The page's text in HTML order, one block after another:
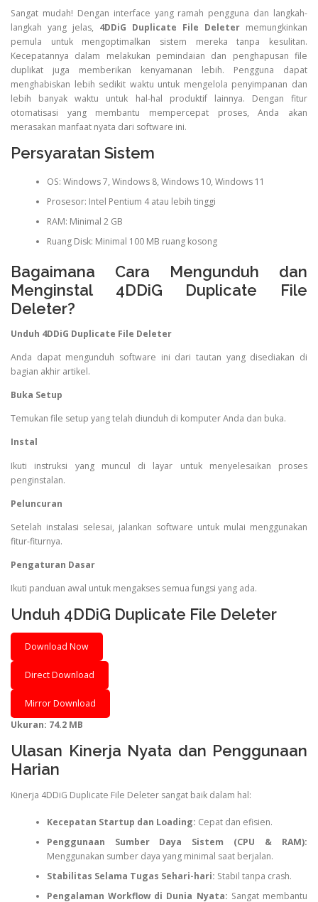
Sangat mudah! Dengan interface yang ramah pengguna dan langkah-
langkah yang jelas, 4DDiG Duplicate File Deleter memungkinkan
pemula untuk mengoptimalkan sistem mereka tanpa kesulitan.
Kecepatannya dalam melakukan pemindaian dan penghapusan file
duplikat juga memberikan kenyamanan lebih. Pengguna dapat
menghabiskan lebih sedikit waktu untuk mengelola penyimpanan dan
lebih banyak waktu untuk hal-hal produktif lainnya. Dengan fitur
otomatisasi yang membantu mempercepat proses, Anda akan
merasakan manfaat nyata dari software ini.
Persyaratan Sistem
OS: Windows 7, Windows 8, Windows 10, Windows 11
Prosesor: Intel Pentium 4 atau lebih tinggi
RAM: Minimal 2 GB
Ruang Disk: Minimal 100 MB ruang kosong
Bagaimana Cara Mengunduh dan
Menginstal 4DDiG Duplicate File
Deleter?
Unduh 4DDiG Duplicate File Deleter
Anda dapat mengunduh software ini dari tautan yang disediakan di
bagian akhir artikel.
Buka Setup
Temukan file setup yang telah diunduh di komputer Anda dan buka.
Instal
Ikuti instruksi yang muncul di layar untuk menyelesaikan proses
penginstalan.
Peluncuran
Setelah instalasi selesai, jalankan software untuk mulai menggunakan
fitur-fiturnya.
Pengaturan Dasar
Ikuti panduan awal untuk mengakses semua fungsi yang ada.
Unduh 4DDiG Duplicate File Deleter
Download Now
Direct Download
Mirror Download
Ukuran: 74.2 MB
Ulasan Kinerja Nyata dan Penggunaan
Harian
Kinerja 4DDiG Duplicate File Deleter sangat baik dalam hal:
Kecepatan Startup dan Loading: Cepat dan efisien.
Penggunaan Sumber Daya Sistem (CPU & RAM):
Menggunakan sumber daya yang minimal saat berjalan.
Stabilitas Selama Tugas Sehari-hari: Stabil tanpa crash.
Pengalaman Workflow di Dunia Nyata: Sangat membantu